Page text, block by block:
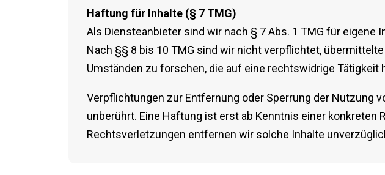
Haftung für Inhalte (§ 7 TMG)
Als Diensteanbieter sind wir nach § 7 Abs. 1 TMG für
Nach §§ 8 bis 10 TMG sind wir nicht verpflichtet,
Umständen zu forschen, die auf eine rechtswidrige Tätigkeit
Verpflichtungen zur Entfernung oder Sperrung der Nutzung
unberührt. Eine Haftung ist erst ab Kenntnis einer
Rechtsverletzungen entfernen wir solche Inhalte